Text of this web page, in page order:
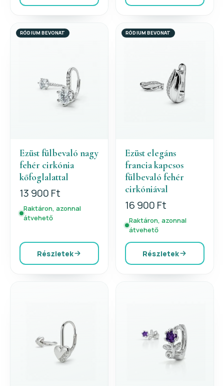
RÓDIUM BEVONAT
Ezüst fülbevaló nagy
fehér cirkónia
kőfoglalattal
13 900 Ft
Raktáron, azonnal
átvehető
Részletek
RÓDIUM BEVONAT
Ezüst elegáns
francia kapcsos
fülbevaló fehér
cirkóniával
16 900 Ft
Raktáron, azonnal
átvehető
Részletek